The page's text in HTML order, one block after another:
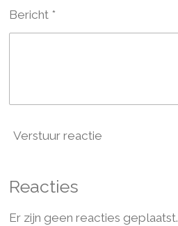
Bericht *
Verstuur reactie
Reacties
Er zijn geen reacties geplaatst.